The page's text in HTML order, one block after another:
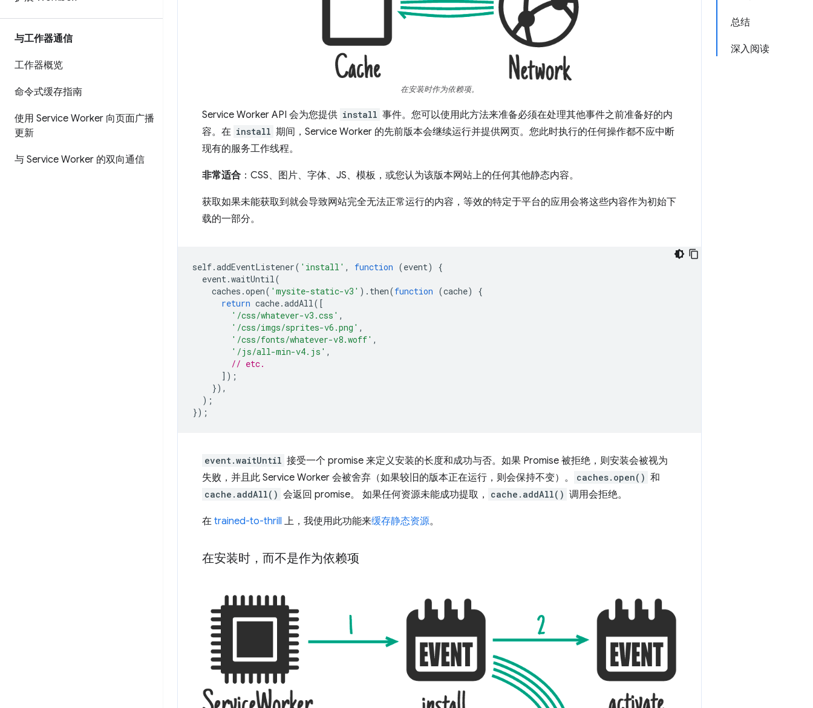
与工作器通信
工作器概览
命令式缓存指南
使用 Service Worker 向页面广播
更新
与 Service Worker 的双向通信
总结
深入阅读
在安装时作为依赖项。
Service Worker API 会为您提供 install 事件。您可以使用此方法来准备必须在处理其他事件之前准备好的内
容。在 install 期间，Service Worker 的先前版本会继续运行并提供网页。您此时执行的任何操作都不应中断
现有的服务工作线程。
非常适合 ：CSS、图片、字体、JS、模板，或您认为该版本网站上的任何其他静态内容。
获取如果未能获取到就会导致网站完全无法正常运行的内容，等效的特定于平台的应用会将这些内容作为初始下
载的一部分。
self.addEventListener( 'install' , function (event)
{
event.waitUntil(
caches .open( 'mysite-static-v3' ). then(function (cache)
{
return cache.addAll([
'/css/whatever-v3.css' ,
'/css/imgs/sprites-v6.png' ,
'/css/fonts/whatever-v8.woff' ,
'/js/all-min-v4.js' ,
// etc.
]);
}),
);
});
event.waitUntil 接受一个 promise 来定义安装的长度和成功与否。如果 Promise 被拒绝，则安装会被视为
失败，并且此 Service Worker 会被舍弃（如果较旧的版本正在运行，则会保持不变）。
caches.open() 和
cache.addAll() 会返回 promise。 如果任何资源未能成功提取， cache.addAll() 调用会拒绝。
在 trained-to-thrill 上，我使用此功能来缓存静态资源。
在安装时，而不是作为依赖项